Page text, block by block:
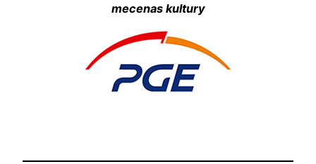
mecenas kultury